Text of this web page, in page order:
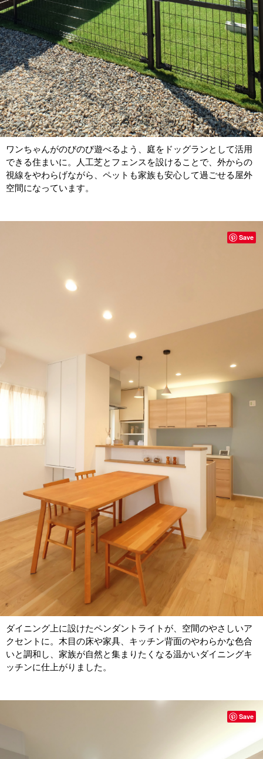
ワンちゃんがのびのび遊べるよう、庭をドッグランとして活用
できる住まいに。人工芝とフェンスを設けることで、外からの
視線をやわらげながら、ペットも家族も安心して過ごせる屋外
空間になっています。
ダイニング上に設けたペンダントライトが、空間のやさしいア
クセントに。木目の床や家具、キッチン背面のやわらかな色合
いと調和し、家族が自然と集まりたくなる温かいダイニングキ
ッチンに仕上がりました。
Save
Save